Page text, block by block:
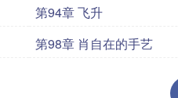
第94章 飞升
第98章 肖自在的手艺